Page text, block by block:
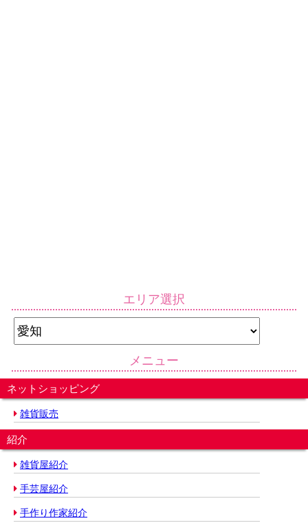
エリア選択
メニュー
ネットショッピング
雑貨販売
紹介
雑貨屋紹介
手芸屋紹介
手作り作家紹介